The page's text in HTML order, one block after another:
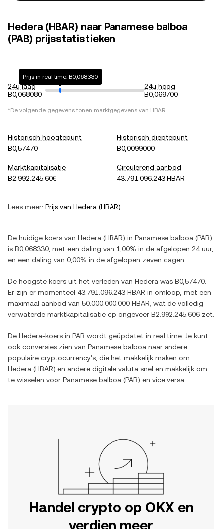
Hedera (HBAR) naar Panamese balboa
(PAB) prijsstatistieken
24u laag
B0,068080
Prijs in real time: B0,068330
24u hoog
B0,069700
*De volgende gegevens tonen marktgegevens van HBAR.
Historisch hoogtepunt
B0,57470
Historisch dieptepunt
B0,0099000
Marktkapitalisatie
B2.992.245.606
Circulerend aanbod
43.791.096.243 HBAR
Lees meer: Prijs van Hedera (HBAR)
De huidige koers van Hedera (HBAR) in Panamese balboa (PAB)
is B0,068330 , met een daling van 1,00% in de afgelopen 24 uur,
en een daling van 0,00% in de afgelopen zeven dagen.
De hoogste koers uit het verleden van Hedera was B0,57470
Er zijn er momenteel 43.791.096.243 HBAR in omloop, met een
maximaal aanbod van 50.000.000.000 HBAR , wat de volledig
verwaterde marktkapitalisatie op ongeveer B2.992.245.606 zet.
De Hedera-koers in PAB wordt geüpdatet in real time. Je kunt
ook conversies zien van Panamese balboa naar andere
populaire cryptocurrency's, die het makkelijk maken om
Hedera (HBAR) en andere digitale valuta snel en makkelijk om
te wisselen voor Panamese balboa (PAB) en vice versa.
Handel crypto op OKX en
verdien meer